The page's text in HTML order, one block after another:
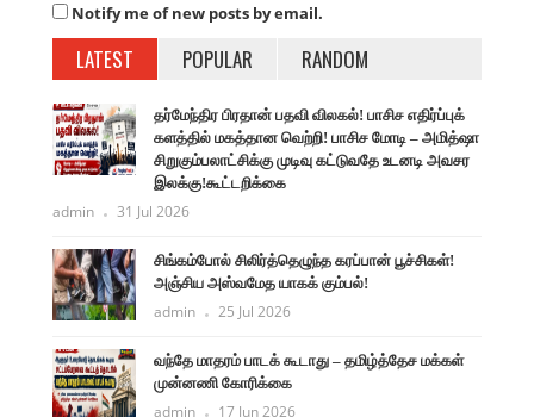
Notify me of new posts by email.
LATEST POPULAR RANDOM
தர்மேந்திர பிரதான் பதவி விலகல்! பாசிச எதிர்ப்புக்
களத்தில் மகத்தான வெற்றி! பாசிச மோடி – அமித்ஷா
சிறுகும்பலாட்சிக்கு முடிவு கட்டுவதே உடனடி அவசர
இலக்கு!கூட்டறிக்கை
admin 31 Jul 2026
சிங்கம்போல் சிலிர்த்தெழுந்த கரப்பான் பூச்சிகள்!
அஞ்சிய அஸ்வமேத யாகக் கும்பல்!
admin 25 Jul 2026
வந்தே மாதரம் பாடக் கூடாது – தமிழ்த்தேச மக்கள்
முன்னணி கோரிக்கை
admin 17 Jun 2026